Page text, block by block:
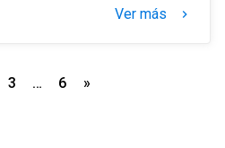
Ver más keyboard_arrow_right
Paginación
3 … 6 »